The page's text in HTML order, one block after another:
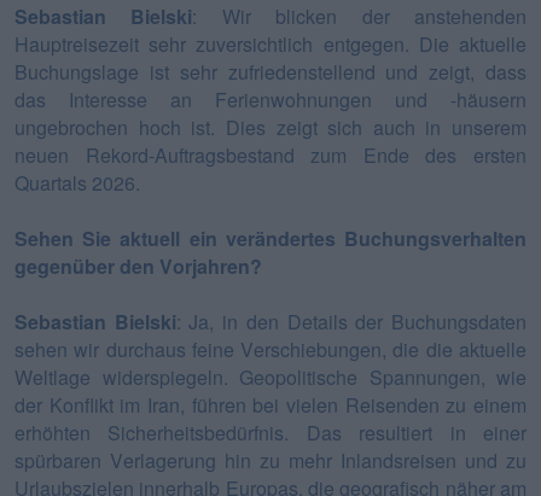
Sebastian Bielski: Wir blicken der anstehenden
Hauptreisezeit sehr zuversichtlich entgegen. Die aktuelle
Buchungslage ist sehr zufriedenstellend und zeigt, dass
das Interesse an Ferienwohnungen und -häusern
ungebrochen hoch ist. Dies zeigt sich auch in unserem
neuen Rekord-Auftragsbestand zum Ende des ersten
Quartals 2026.
Sehen Sie aktuell ein verändertes Buchungsverhalten
gegenüber den Vorjahren?
Sebastian Bielski: Ja, in den Details der Buchungsdaten
sehen wir durchaus feine Verschiebungen, die die aktuelle
Weltlage widerspiegeln. Geopolitische Spannungen, wie
der Konflikt im Iran, führen bei vielen Reisenden zu einem
erhöhten Sicherheitsbedürfnis. Das resultiert in einer
spürbaren Verlagerung hin zu mehr Inlandsreisen und zu
Urlaubszielen innerhalb Europas, die geografisch näher am